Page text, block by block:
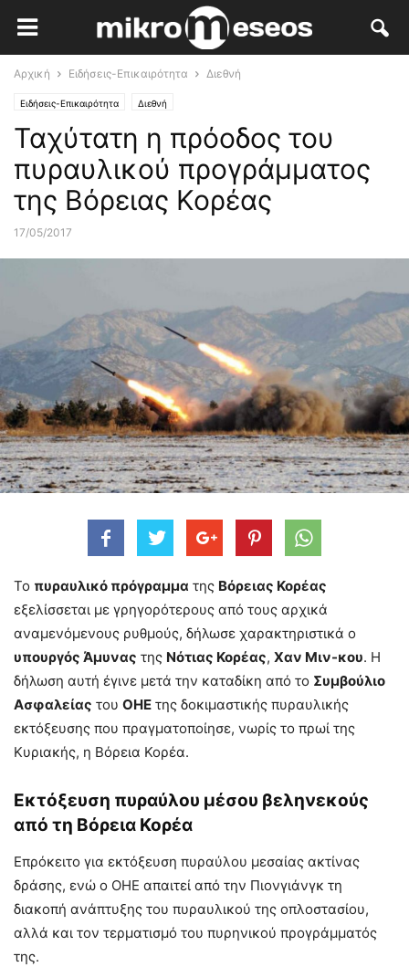
Αρχική Ειδήσεις-Επικαιρότητα Διεθνή
Ειδήσεις-Επικαιρότητα Διεθνή
Ταχύτατη η πρόοδος του
πυραυλικού προγράμματος
της Βόρειας Κορέας
17/05/2017
Το πυραυλικό πρόγραμμα της Βόρειας Κορέας
εξελίσσεται με γρηγορότερους από τους αρχικά
αναμενόμενους ρυθμούς, δήλωσε χαρακτηριστικά ο
υπουργός Άμυνας της Νότιας Κορέας, Χαν Μιν-κου. Η
δήλωση αυτή έγινε μετά την καταδίκη από το Συμβούλιο
Ασφαλείας του ΟΗΕ της δοκιμαστικής πυραυλικής
εκτόξευσης που πραγματοποίησε, νωρίς το πρωί της
Κυριακής, η Βόρεια Κορέα.
Εκτόξευση πυραύλου μέσου βεληνεκούς
από τη Βόρεια Κορέα
Επρόκειτο για εκτόξευση πυραύλου μεσαίας ακτίνας
δράσης, ενώ ο ΟΗΕ απαιτεί από την Πιονγιάνγκ τη
διακοπή ανάπτυξης του πυραυλικού της οπλοστασίου,
αλλά και τον τερματισμό του πυρηνικού προγράμματός
της.